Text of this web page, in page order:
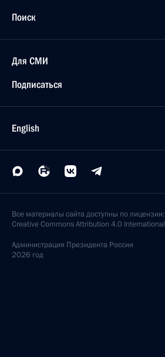
Поиск
Для СМИ
Подписаться
English
Все материалы сайта доступны по лицензии:
Creative Commons Attribution 4.0 International
Администрация Президента России
2026 год